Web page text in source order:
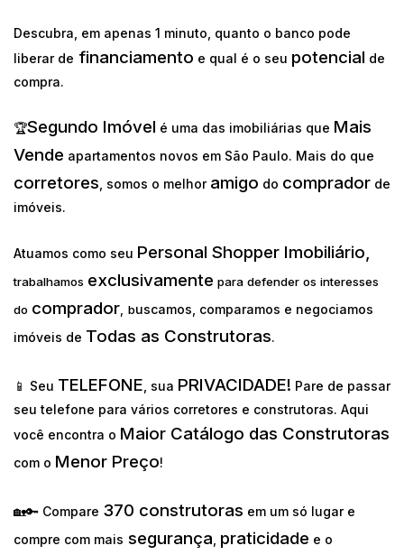
Descubra, em apenas 1 minuto, quanto o banco pode
liberar de financiamento e qual é o seu potencial de
compra.
🏆Segundo Imóvel é uma das imobiliárias que Mais
Vende apartamentos novos em São Paulo. Mais do que
corretores , somos o melhor amigo do comprador de
imóveis.
Atuamos como seu Personal Shopper Imobiliário,
trabalhamos exclusivamente para defender os interesses
do comprador, buscamos, comparamos e negociamos
imóveis de Todas as Construtoras.
📱 Seu TELEFONE , sua PRIVACIDADE! Pare de passar
seu telefone para vários corretores e construtoras. Aqui
você encontra o Maior Catálogo das Construtoras
com o Menor Preço!
🏡🔑 Compare 370 construtoras em um só lugar e
compre com mais segurança praticidade e o